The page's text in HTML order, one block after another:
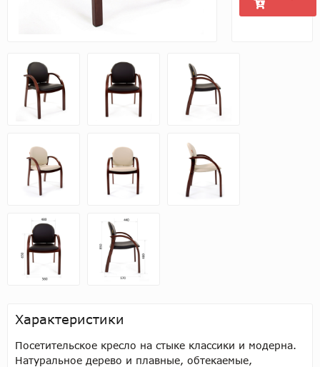
Характеристики
Посетительское кресло на стыке классики и модерна.
Натуральное дерево и плавные, обтекаемые,